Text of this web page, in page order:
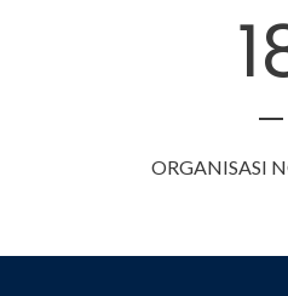
ORGANISASI